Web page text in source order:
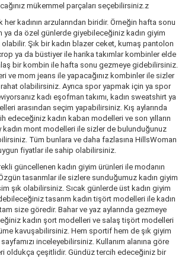
mükemmel parçaları seçebilirsiniz.z
her kadının arzularından biridir. Örneğin hafta sonu
ya da özel günlerde giyebileceğiniz kadın giyim
olabilir. Şık bir kadın blazer ceket, kumaş pantolon
ya da büstiyer ile harika takımlar kombinler elde
bir kombin ile hafta sonu gezmeye gidebilirsiniz.
ve mom jeans ile yapacağınız kombinler ile sizler
olabilirsiniz. Ayrıca spor yapmak için ya spor
kadı eşofman takımı, kadın sweatshirt ya
arasından seçim yapabilirsiniz. Kış aylarında
edeceğiniz kadın kaban modelleri ve son yılların
kadın mont modelleri ile sizler de bulunduğunuz
Tüm bunlara ve daha fazlasına HillsWoman
fiyatlar ile sahip olabilirsiniz.
güncellenen kadın giyim ürünleri ile modanın
tasarımlar ile sizlere sunduğumuz kadın giyim
şık olabilirsiniz. Sıcak günlerde üst kadın giyim
tasarım kadın tişört modelleri ile kadın
size göredir. Bahar ve yaz aylarında gezmeye
kadın şort modelleri ve salaş tişört modelleri
kavuşabilirsiniz. Hem sportif hem de şık giyim
inceleyebilirsiniz. Kullanım alanına göre
oldukça çeşitlidir. Gündüz tercih edeceğiniz bir